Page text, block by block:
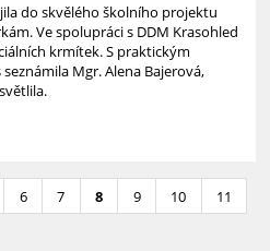
do skvělého školního projektu
Ve spolupráci s DDM Krasohled
krmítek. S praktickým
Mgr. Alena Bajerová,
6 7 8 9 10
11